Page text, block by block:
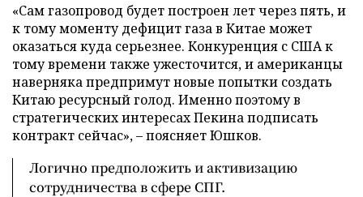
«Сам газопровод будет построен лет через пять, и
к тому моменту дефицит газа в Китае может
оказаться куда серьезнее. Конкуренция с США к
тому времени также ужесточится, и американцы
наверняка предпримут новые попытки создать
Китаю ресурсный голод. Именно поэтому в
стратегических интересах Пекина подписать
контракт сейчас», – поясняет Юшков.
Логично предположить и активизацию
сотрудничества в сфере СПГ.